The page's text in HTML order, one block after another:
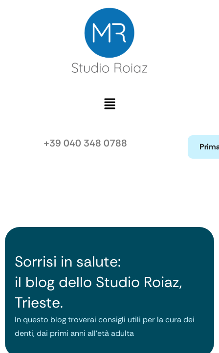
+39 040 348 0788
Sorrisi in salute:
il blog dello Studio Roiaz,
Trieste.
In questo blog troverai consigli utili per la cura dei
denti, dai primi anni all’età adulta